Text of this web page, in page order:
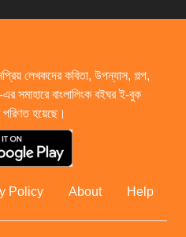
লেখকদের কবিতা, উপন্যাস, গল্প,
সমাহারে বাংলালিংক বইঘর ই-বুক
পরিণত হয়েছে।
Policy About Help